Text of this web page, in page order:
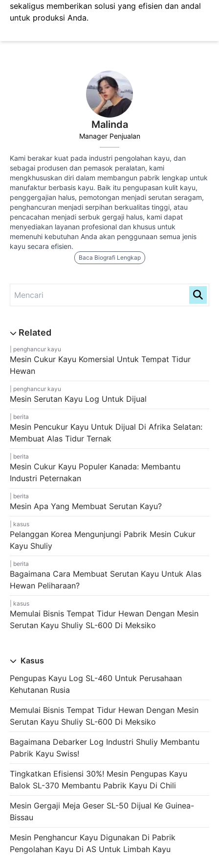
Malinda
Manager Penjualan
Kami berakar kuat pada industri pengolahan kayu, dan
sebagai produsen dan pemasok peralatan, kami
mengkhususkan diri dalam membangun pabrik lengkap untuk
manufaktur berbasis kayu. Baik itu pengupasan kulit kayu,
penggergajian halus, pemotongan menjadi serutan seragam,
penghancuran menjadi serpihan berkualitas tinggi, atau
pencacahan menjadi serbuk gergaji halus, kami dapat
menyediakan layanan profesional dan khusus untuk
memenuhi kebutuhan Anda akan penggunaan semua jenis
kayu secara efisien.
Baca Biografi Lengkap
penghancur kayu
Mesin Cukur Kayu Komersial Untuk Tempat Tidur
Hewan
penghancur kayu
Mesin Serutan Kayu Log Untuk Dijual
berita
Mesin Pencukur Kayu Untuk Dijual Di Afrika Selatan:
Membuat Alas Tidur Ternak
berita
Mesin Cukur Kayu Populer Kanada: Membantu
Industri Peternakan
berita
Mesin Apa Yang Membuat Serutan Kayu?
kasus
Pelanggan Korea Mengunjungi Pabrik Mesin Cukur
Kayu Shuliy
berita
Bagaimana Cara Membuat Serutan Kayu Untuk Alas
Hewan Peliharaan?
kasus
Memulai Bisnis Tempat Tidur Hewan Dengan Mesin
Serutan Kayu Shuliy SL-600 Di Meksiko
Kasus
Pengupas Kayu Log SL-460 Untuk Perusahaan
Kehutanan Rusia
Memulai Bisnis Tempat Tidur Hewan Dengan Mesin
Serutan Kayu Shuliy SL-600 Di Meksiko
Bagaimana Debarker Log Industri Shuliy Membantu
Pabrik Kayu Swiss!
Tingkatkan Efisiensi 30%! Mesin Pengupas Kayu
Balok SL-370 Membantu Pabrik Kayu Di Chili
Mesin Gergaji Meja Geser SL-50 Dijual Ke Guinea-
Bissau
Mesin Penghancur Kayu Digunakan Di Pabrik
Pengolahan Kayu Di AS Untuk Limbah Kayu
sekaligus memberikan solusi yang efisien dan andal
untuk produksi Anda.